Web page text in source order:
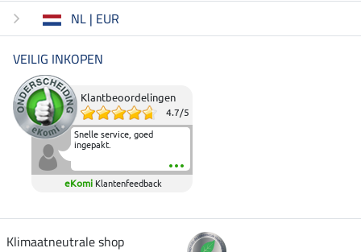
NL | EUR
VEILIG INKOPEN
Klantbeoordelingen
4.7/5
Snelle service, goed
ingepakt.
eKomi Klantenfeedback
Klimaatneutrale shop